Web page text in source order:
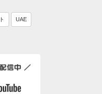
UAE